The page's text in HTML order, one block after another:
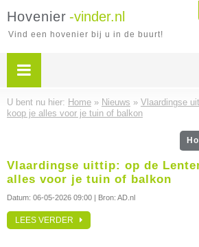
Hovenier -vinder.nl
Vind een hovenier bij u in de buurt!
U bent nu hier: Home » Nieuws » Vlaardingse
koop je alles voor je tuin of balkon
Vlaardingse uittip: op de
alles voor je tuin of balkon
Datum: 06-05-2026 09:00 | Bron: AD.nl
LEES VERDER